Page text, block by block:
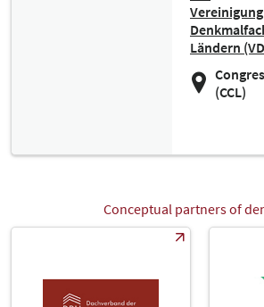
Ländern
(CCL)
Conceptual partners of